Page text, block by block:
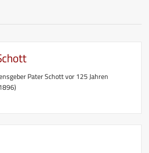
Pater Schott vor 125 Jahren